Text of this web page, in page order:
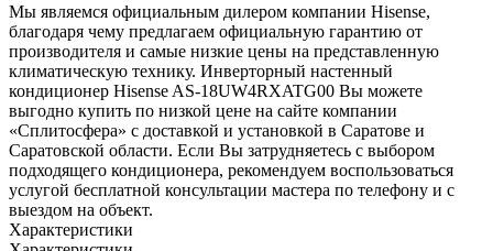
Мы являемся официальным дилером компании Hisense,
благодаря чему предлагаем официальную гарантию от
производителя и самые низкие цены на представленную
климатическую технику. Инверторный настенный
кондиционер Hisense AS-18UW4RXATG00 Вы можете
выгодно купить по низкой цене на сайте компании
«Сплитосфера» с доставкой и установкой в Саратове и
Саратовской области. Если Вы затрудняетесь с выбором
подходящего кондиционера, рекомендуем воспользоваться
услугой бесплатной консультации мастера по телефону и с
выездом на объект.
Характеристики